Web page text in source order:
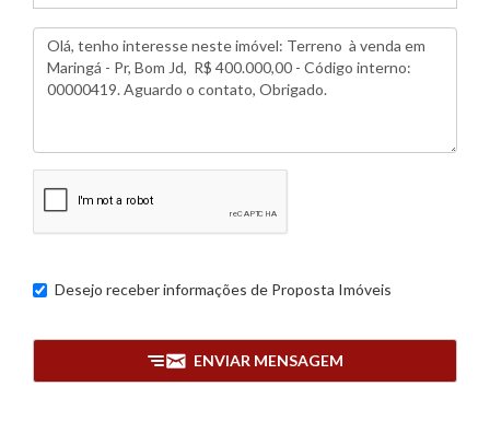
Desejo receber informações de Proposta Imóveis
ENVIAR MENSAGEM